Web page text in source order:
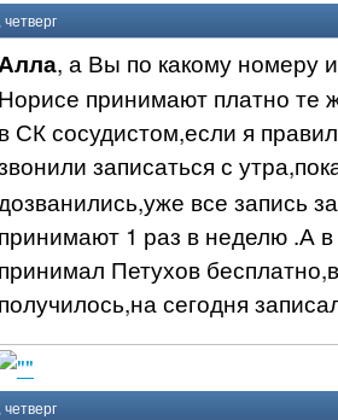
, а Вы по какому номеру
Норисе принимают платно те
в СК сосудистом,если я
записаться с
все запись
принимают 1 раз в неделю .А
принимал Петухов
получилось,на сегодня